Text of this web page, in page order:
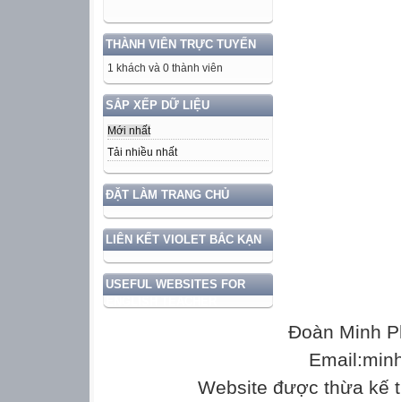
THÀNH VIÊN TRỰC TUYẾN
1 khách và 0 thành viên
SẮP XẾP DỮ LIỆU
Mới nhất
Tải nhiều nhất
ĐẶT LÀM TRANG CHỦ
LIÊN KẾT VIOLET BẮC KẠN
USEFUL WEBSITES FOR
Đoàn Minh
Website được thừa kế